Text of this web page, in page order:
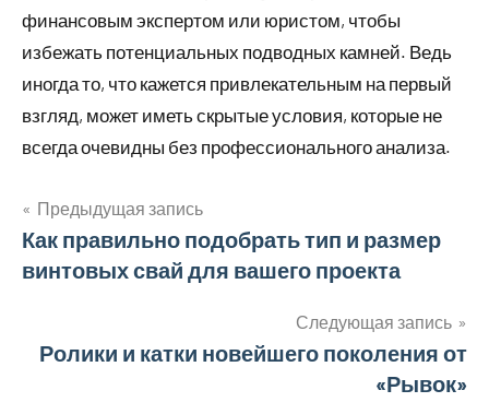
финансовым экспертом или юристом, чтобы
избежать потенциальных подводных камней. Ведь
иногда то, что кажется привлекательным на первый
взгляд, может иметь скрытые условия, которые не
всегда очевидны без профессионального анализа.
Навигация
по
Предыдущая запись
Как правильно подобрать тип и размер
винтовых свай для вашего проекта
Следующая запись
Ролики и катки новейшего поколения от
«Рывок»